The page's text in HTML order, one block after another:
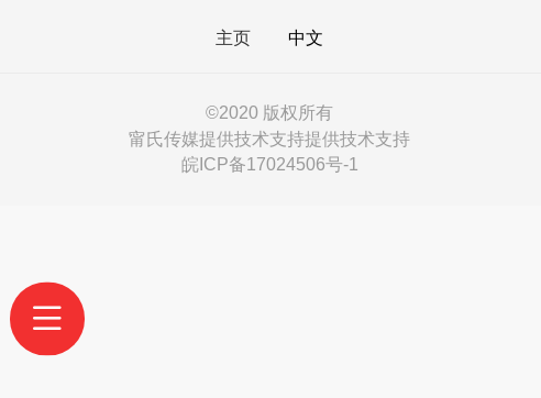
主页 中文
©2020 版权所有
甯氏传媒提供技术支持提供技术支持
皖ICP备17024506号-1